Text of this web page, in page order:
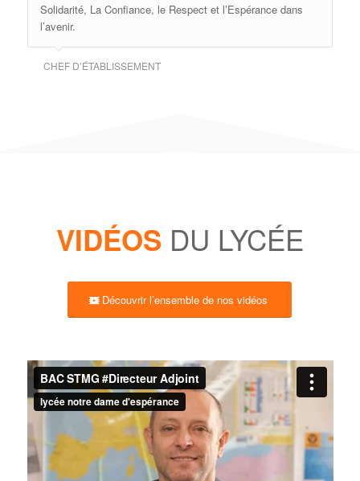
Solidarité, La Confiance, le Respect et l’Espérance dans
l’avenir.
CHEF D’ÉTABLISSEMENT
VIDÉOS DU LYCÉE
Découvrir l’ensemble de nos vidéos